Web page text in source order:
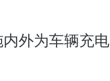
外为车辆充电